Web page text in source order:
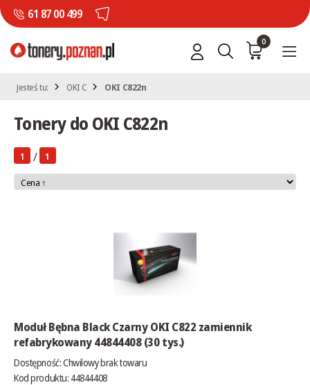
61 87 00 499
0
Jesteś tu: OKI C OKI C822n
Tonery do OKI C822n
1 / 1
Moduł Bębna Black Czarny OKI C822 zamiennik
refabrykowany 44844408 (30 tys.)
Dostępność:Chwilowy brak towaru
Kod produktu: 44844408